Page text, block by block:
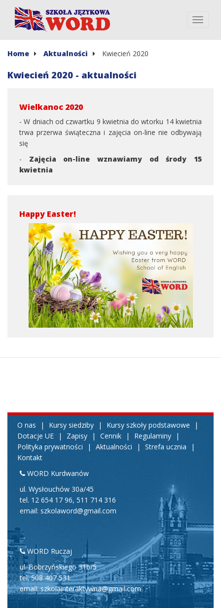
Home Aktualności Kwiecień 2020
Kwiecień 2020 - aktualności
Wielkanoc 2020
- W dniach od czwartku 9 kwietnia do wtorku 14 kwietnia
trwa przerwa świąteczna i zajęcia on-line nie odbywają
się
- Zajęcia on-line wznawiamy od środy 15
kwietnia
Happy Easter!
O nas | Kursy siedziby | Kursy szkoły podstawowe
|
Dotacje UE
| Zapisy | Cennik | Regulaminy
|
Polityka prywatności
| Aktualności | Strefa ucznia
|
Kontakt
WORD Kurdwanów
ul. Wysłouchów 30a/45
tel. 12 654 17 96, 511 714 316
email: szkolaword@gmail.com
WORD Ruczaj
ul. Bobrzyńskiego 31b/5
tel.508 407 531
email: szkolainteraktywna@gmail.com